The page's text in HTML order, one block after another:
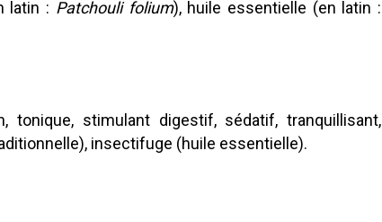
latin : Patchouli folium), huile essentielle (en latin :
tonique, stimulant digestif, sédatif, tranquillisant,
insectifuge (huile essentielle).